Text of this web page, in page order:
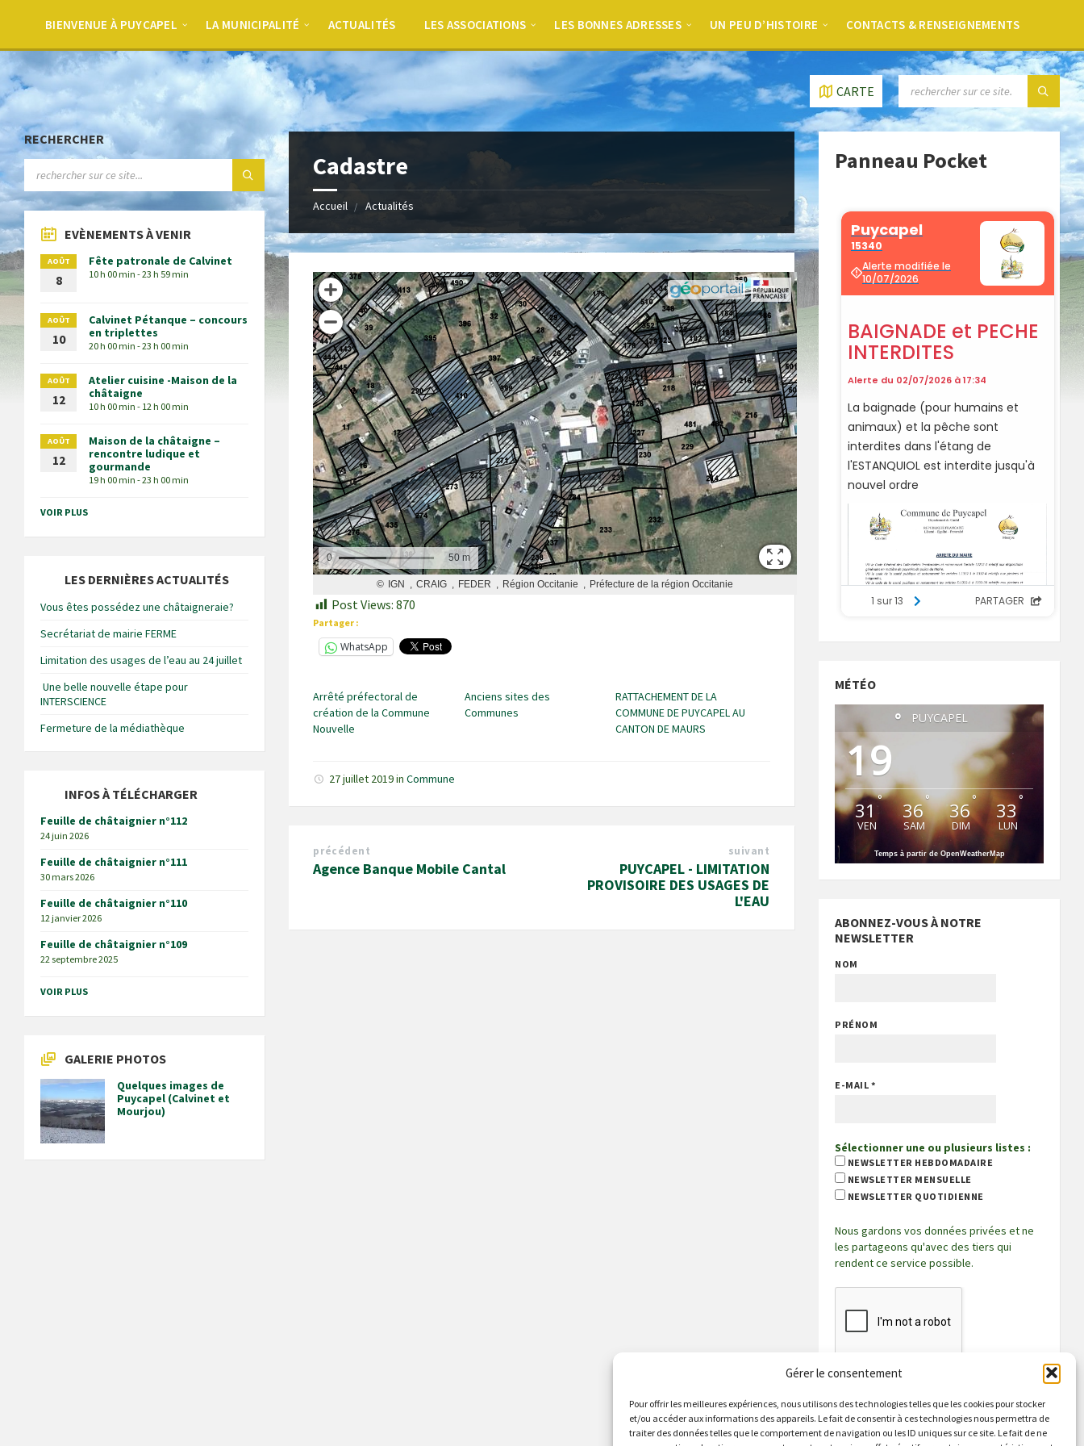
Gérer le consentement
Pour offrir les meilleures expériences, nous utilisons des technologies telles que les cookies pour stocker
et/ou accéder aux informations des appareils. Le fait de consentir à ces technologies nous permettra de
traiter des données telles que le comportement de navigation ou les ID uniques sur ce site. Le fait de ne
BIENVENUE À PUYCAPEL LA MUNICIPALITÉ ACTUALITÉS LES ASSOCIATIONS LES BONNES ADRESSES UN PEU D’HISTOIRE CONTACTS & RENSEIGNEMENTS
CARTE
Cadastre
Accueil Actualités
Post Views: 870
Partager :
WhatsApp
Arrêté préfectoral de
création de la Commune
Nouvelle
Anciens sites des
Communes
RATTACHEMENT DE LA
COMMUNE DE PUYCAPEL AU
CANTON DE MAURS
27 juillet 2019inCommune
précédent
Agence Banque Mobile Cantal
suivant
PUYCAPEL - LIMITATION
PROVISOIRE DES USAGES DE
L'EAU
RECHERCHER
EVÈNEMENTS À VENIR
AOÛT
8
Fête patronale de Calvinet
10 h 00 min - 23 h 59 min
AOÛT
10
Calvinet Pétanque – concours
en triplettes
20 h 00 min - 23 h 00 min
AOÛT
12
Atelier cuisine -Maison de la
châtaigne
10 h 00 min - 12 h 00 min
AOÛT
12
Maison de la châtaigne –
rencontre ludique et
gourmande
19 h 00 min - 23 h 00 min
VOIR PLUS
LES DERNIÈRES ACTUALITÉS
Vous êtes possédez une châtaigneraie?
Secrétariat de mairie FERME
Limitation des usages de l’eau au 24 juillet
Une belle nouvelle étape pour
INTERSCIENCE
Fermeture de la médiathèque
INFOS À TÉLÉCHARGER
Feuille de châtaignier n°112
24 juin 2026
Feuille de châtaignier n°111
30 mars 2026
Feuille de châtaignier n°110
12 janvier 2026
Feuille de châtaignier n°109
22 septembre 2025
VOIR PLUS
GALERIE PHOTOS
Quelques images de
Puycapel (Calvinet et
Mourjou)
Panneau Pocket
MÉTÉO
PUYCAPEL
19
°
31 °
VEN
36°
SAM
36°
DIM
33°
LUN
Temps à partir de OpenWeatherMap
ABONNEZ-VOUS À NOTRE
NEWSLETTER
NOM
PRÉNOM
E-MAIL *
Sélectionner une ou plusieurs listes :
NEWSLETTER HEBDOMADAIRE
NEWSLETTER MENSUELLE
NEWSLETTER QUOTIDIENNE
Nous gardons vos données privées et ne
les partageons qu'avec des tiers qui
rendent ce service possible.